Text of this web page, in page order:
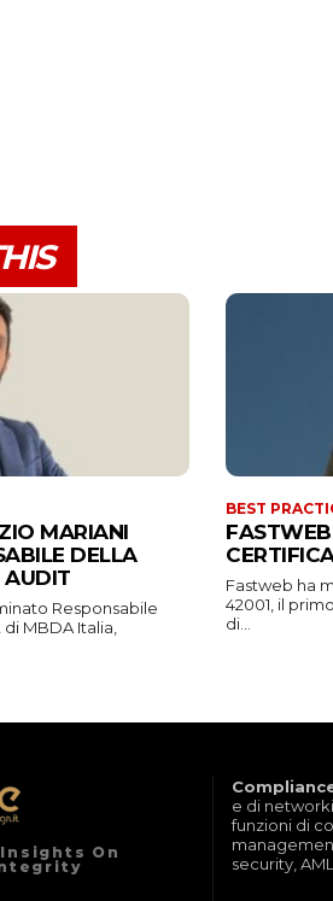
MARIANI
DELLA
AUDIT
Responsabile
MBDA Italia,
BEST
Fastweb ha
42001, il
di...
On
e di
funzioni di
security,